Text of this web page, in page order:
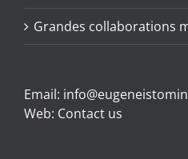
Grandes collaborations
Email:
Web: Contact us